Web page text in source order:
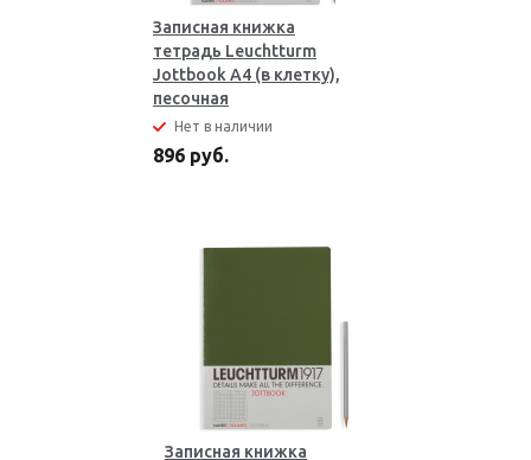
Записная книжка
тетрадь Leuchtturm
Jottbook А4 (в клетку),
песочная
Нет в наличии
896 руб.
Записная книжка